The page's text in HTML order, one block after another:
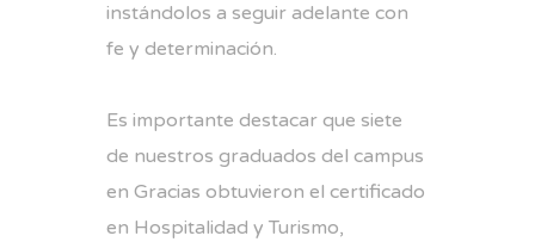
instándolos a seguir adelante con
fe y determinación.
Es importante destacar que siete
de nuestros graduados del campus
en Gracias obtuvieron el certificado
en Hospitalidad y Turismo,